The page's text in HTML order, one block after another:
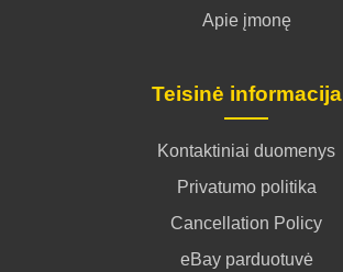
Apie įmonę
Teisinė informacija
Kontaktiniai duomenys
Privatumo politika
Cancellation Policy
eBay parduotuvė